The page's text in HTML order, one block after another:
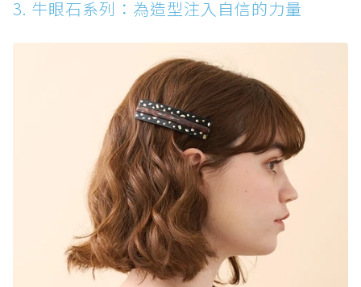
3. 牛眼石系列：為造型注入自信的力量